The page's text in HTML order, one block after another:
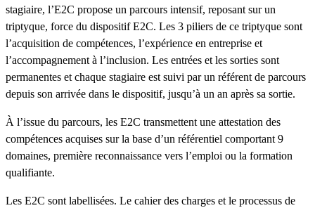
stagiaire, l’E2C propose un parcours intensif, reposant sur un
triptyque, force du dispositif E2C. Les 3 piliers de ce triptyque sont
l’acquisition de compétences, l’expérience en entreprise et
l’accompagnement à l’inclusion. Les entrées et les sorties sont
permanentes et chaque stagiaire est suivi par un référent de parcours
depuis son arrivée dans le dispositif, jusqu’à un an après sa sortie.
À l’issue du parcours, les E2C transmettent une attestation des
compétences acquises sur la base d’un référentiel comportant 9
domaines, première reconnaissance vers l’emploi ou la formation
qualifiante.
Les E2C sont labellisées. Le cahier des charges et le processus de